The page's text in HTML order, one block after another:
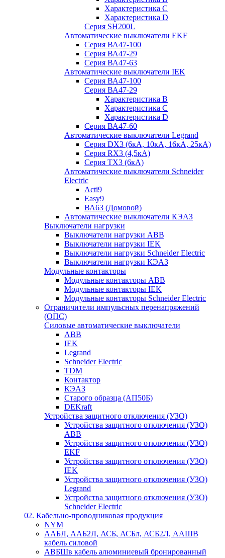
Характеристика C
Характеристика D
Серия SH200L
Автоматические выключатели EKF
Серия ВА47-100
Серия ВА47-29
Серия ВА47-63
Автоматические выключатели IEK
Серия ВА47-100
Серия ВА47-29
Характеристика B
Характеристика C
Характеристика D
Серия ВА47-60
Автоматические выключатели Legrand
Серия DX3 (6кА, 10кА, 16кА, 25кА)
Серия RX3 (4,5кА)
Серия TX3 (6кА)
Автоматические выключатели Schneider
Electric
Acti9
Easy9
ВА63 (Домовой)
Автоматические выключатели КЭАЗ
Выключатели нагрузки
Выключатели нагрузки ABB
Выключатели нагрузки IEK
Выключатели нагрузки Schneider Electric
Выключатели нагрузки КЭАЗ
Модульные контакторы
Модульные контакторы ABB
Модульные контакторы IEK
Модульные контакторы Schneider Electric
Ограничители импульсных перенапряжений
(ОПС)
Силовые автоматические выключатели
ABB
IEK
Legrand
Schneider Electric
TDM
Контактор
КЭАЗ
Старого образца (АП50Б)
DEKraft
Устройства защитного отключения (УЗО)
Устройства защитного отключения (УЗО)
ABB
Устройства защитного отключения (УЗО)
EKF
Устройства защитного отключения (УЗО)
IEK
Устройства защитного отключения (УЗО)
Legrand
Устройства защитного отключения (УЗО)
Schneider Electric
02. Кабельно-проводниковая продукция
NYM
ААБЛ, ААБ2Л, АСБ, АСБл, АСБ2Л, ААШВ
кабель силовой
АВБШв кабель алюминиевый бронированный